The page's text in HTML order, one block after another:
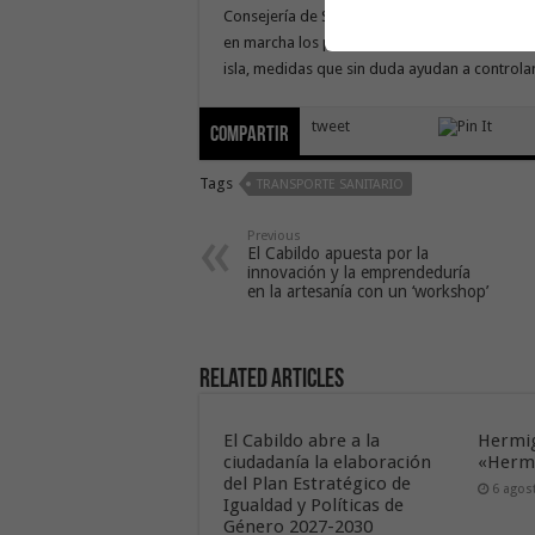
Consejería de Sanidad en la vacunación, “ya
en marcha los puntos de cribado en los
isla, medidas que sin duda ayudan a
Compartir tweet
Tags TRANSPORTE SANITARIO
Previous
El Cabildo apuesta por la
innovación y la emprendeduría
en la artesanía con un ‘workshop’
Related Articles
El Cabildo abre a la
ciudadanía la elaboración
del Plan Estratégico de
Igualdad y Políticas de
Género 2027-2030
6